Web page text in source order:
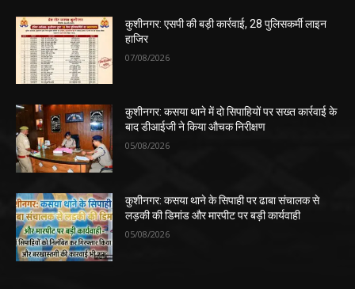
कुशीनगर: एसपी की बड़ी कार्रवाई, 28 पुलिसकर्मी लाइन
हाजिर
07/08/2026
कुशीनगर: कसया थाने में दो सिपाहियों पर सख्त कार्रवाई के
बाद डीआईजी ने किया औचक निरीक्षण
05/08/2026
कुशीनगर: कसया थाने के सिपाही पर ढाबा संचालक से
लड़की की डिमांड और मारपीट पर बड़ी कार्यवाही
05/08/2026